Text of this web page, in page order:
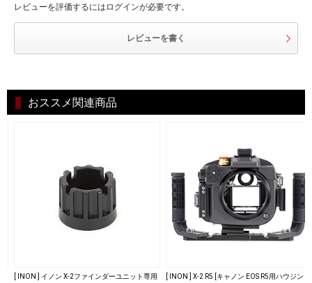
レビューを評価するにはログインが必要です。
レビューを書く
おススメ関連商品
[ INON ] イノン X-2ファインダーユニット専用
[ INON ] X-2 R5 [キャノン EOS R5用ハウジン